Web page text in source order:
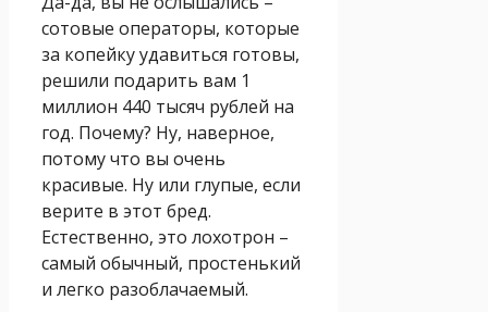
сотовые операторы, которые
за копейку удавиться готовы,
решили подарить вам 1
миллион 440 тысяч рублей на
год. Почему? Ну, наверное,
потому что вы очень
красивые. Ну или глупые, если
верите в этот бред.
Естественно, это лохотрон –
самый обычный, простенький
и легко разоблачаемый.